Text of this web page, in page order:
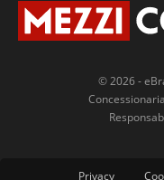
© 2026 -
Privacy